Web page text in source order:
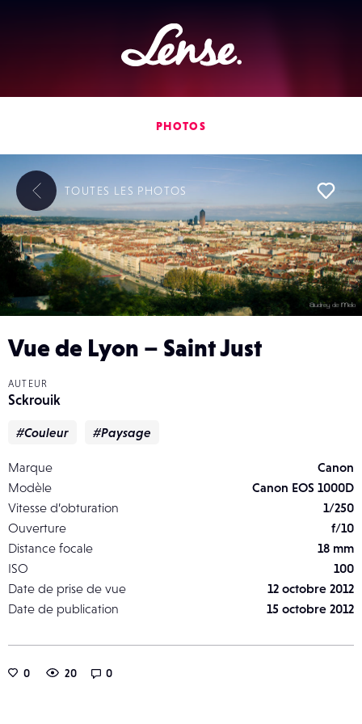
Lense
PHOTOS
Vue de Lyon – Saint Just
AUTEUR
Sckrouik
#Couleur #Paysage
Marque
Canon
Modèle
Canon EOS 1000D
Vitesse d’obturation
1/250
Ouverture
f/10
Distance focale
18 mm
ISO
100
Date de prise de vue
12 octobre 2012
Date de publication
15 octobre 2012
0 20 0
TOUTES LES PHOTOS